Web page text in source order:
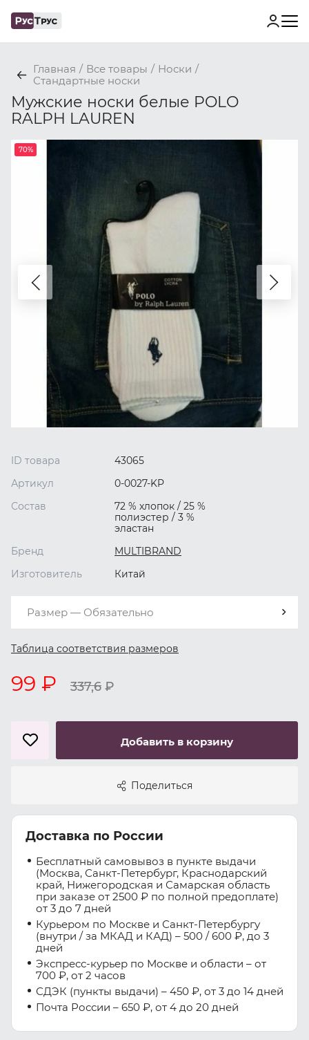
Главная / Все товары / Носки /
Стандартные носки
Мужские носки белые POLO
RALPH LAUREN
70%
ID товара
43065
Артикул
0-0027-KP
Состав
72 % хлопок / 25 %
полиэстер / 3 %
эластан
Бренд
MULTIBRAND
Изготовитель
Китай
Размер — Обязательно
Таблица соответствия размеров
99 ₽ 337,6 ₽
Добавить в корзину
Поделиться
Доставка по России
Бесплатный самовывоз в пункте выдачи
(Москва, Санкт-Петербург, Краснодарский
край, Нижегородская и Самарская область
при заказе от 2500 ₽ по полной предоплате)
от 3 до 7 дней
Курьером по Москве и Санкт-Петербургу
(внутри / за МКАД и КАД) – 500 / 600 ₽, до 3
дней
Экспресс-курьер по Москве и области – от
700 ₽, от 2 часов
СДЭК (пункты выдачи) – 450 ₽, от 3 до 14 дней
Почта России – 650 ₽, от 4 до 20 дней